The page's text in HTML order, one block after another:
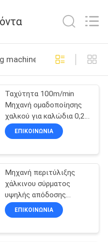
διαδικτυακή
Ταχύτητα 100m/min
Μηχανή ομαδοποίησης
χαλκού για καλώδια 0,2-
1,04mm - 4500KG 100-
300kg/h
ΕΠΙΚΟΙΝΩΝΊΑ
Μηχανή περιτύλιξης
χάλκινου σύρματος
υψηλής απόδοσης
220V/380V τάση 100-
300kg/h Ικανότητα
ΕΠΙΚΟΙΝΩΝΊΑ